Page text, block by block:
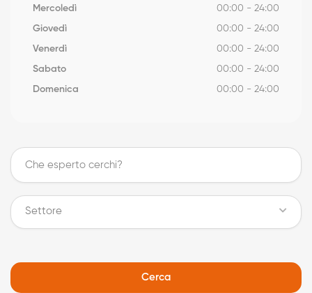
Mercoledì 00:00 - 24:00
Giovedì 00:00 - 24:00
Venerdì 00:00 - 24:00
Sabato 00:00 - 24:00
Domenica 00:00 - 24:00
Settore
Cerca